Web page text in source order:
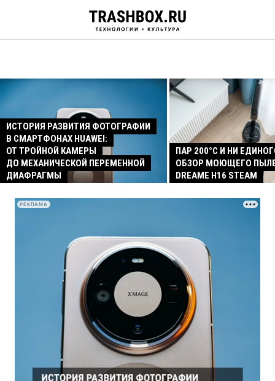
ИСТОРИЯ РАЗВИТИЯ ФОТОГРАФИИ
В СМАРТФОНАХ HUAWEI:
ОТ ТРОЙНОЙ КАМЕРЫ
ДО МЕХАНИЧЕСКОЙ ПЕРЕМЕННОЙ
ДИАФРАГМЫ
ПАР 200°C И НИ
ОБЗОР МОЮЩЕГО
DREAME H16 STEAM
РЕКЛАМА